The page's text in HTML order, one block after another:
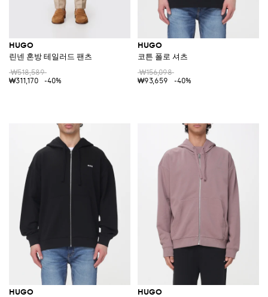
HUGO
린넨 혼방 테일러드 팬츠
₩518,589
₩311,170
-40%
HUGO
코튼 폴로 셔츠
₩156,098
₩93,659
-40%
HUGO HUGO